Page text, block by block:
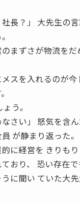
長？」 大先生の
まずさが物流をだ
スを入れるのが今
う。
さい」 怒気を含
が静まり返った。
に経営を きりも
おり、 恐い存在で
に聞い ていた大